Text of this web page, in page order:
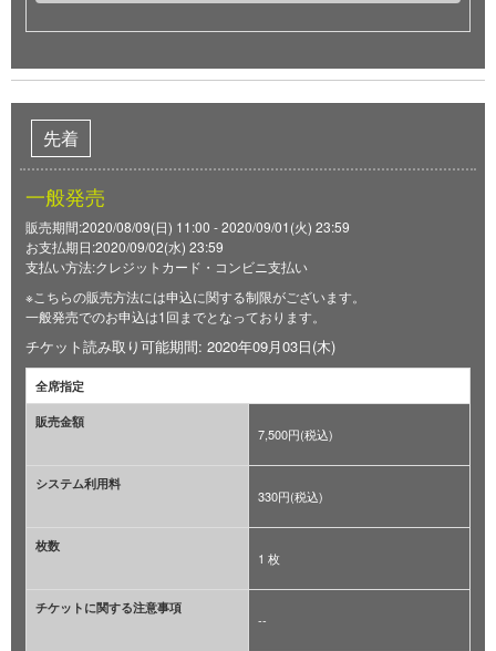
先着
一般発売
販売期間:2020/08/09(日) 11:00 - 2020/09/01(火) 23:59
お支払期日:2020/09/02(水) 23:59
支払い方法:クレジットカード・コンビニ支払い
※こちらの販売方法には申込に関する制限がございます。
一般発売でのお申込は1回までとなっております。
チケット読み取り可能期間: 2020年09月03日(木)
全席指定
販売金額
7,500円(税込)
システム利用料
330円(税込)
枚数
1 枚
チケットに関する注意事項
--